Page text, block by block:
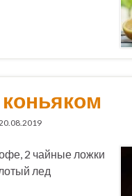
2 чайные ложки
лед